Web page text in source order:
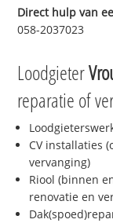
Direct hulp van
058-2037023
Loodgieter
reparatie of
CV installaties
vervanging)
Riool (binnen
renovatie en